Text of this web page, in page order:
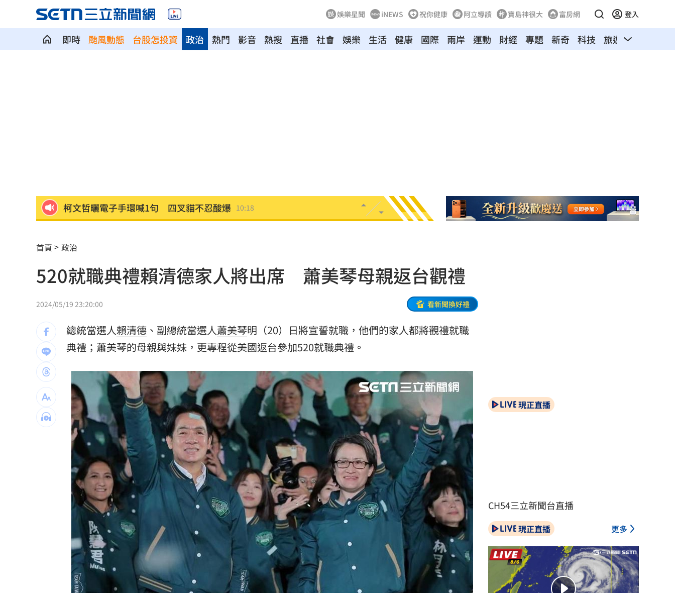
娛樂星聞 iNEWS 祝你健康 阿立導讀 寶島神很大 富房網 登入
即時 颱風動態 台股怎投資 熱門 影音 熱搜 直播
政治 社會 娛樂 生活 健康 國際 兩岸 運動 財經 專題 新奇 科技 旅遊 汽車
白海豚逼近…北部發陸警？賈新興揭1關鍵 10:17
獨／<水玲瓏>製作出手 田路路領到退休金
50萬網紅遭「爆頭射殺」！直播全程放送 10:16
毒駕抓不完!台中前4月已1死20傷去年飆4倍
20%下架誰說的？張惇涵：專家會議討論
詭滑行自撞…他折腰姿勢成屍！死者身份曝 10:13
張韶涵來了！悲慟現身化妝師小薇告別式 10:13
議員：台中宣導AI圖，主管機關配中國國徽 10:13
高檢署主任轟「雞同鴨講」 黃偉哲反擊了
東發號遭灌負評破2萬則！老饕真實心得曝 10:11
天后化妝師告別式 江蕙、張惠妹花籃致哀 10:09
孫燕姿悲慟現身告別式！送別摯友化妝師 10:06
喝這種冰拿鐵 30歲男劇烈腹痛、險洗腎！ 10:03
父代簽…兒「14天教召不去」付出慘痛代價 10:03
許忠信質詢炫耀飛行夾克！陳清龍回應了 10:02
營養午餐「廚餘給弱勢吃」？蔣萬安回應了 10:01
首頁 政治
520就職典禮賴清德家人將出席 蕭美琴母親返台觀禮
2024/05/19 23:20:00 看新聞換好禮
總統當選人賴清德 、副總統當選人蕭美琴明（20）日將宣誓就職，他們的家人都將觀禮就職
典禮 ；蕭美琴的母親與妹妹，更專程從美國返台參加520就職典禮。
現正直播
CH54三立新聞台直播
現正直播 更多